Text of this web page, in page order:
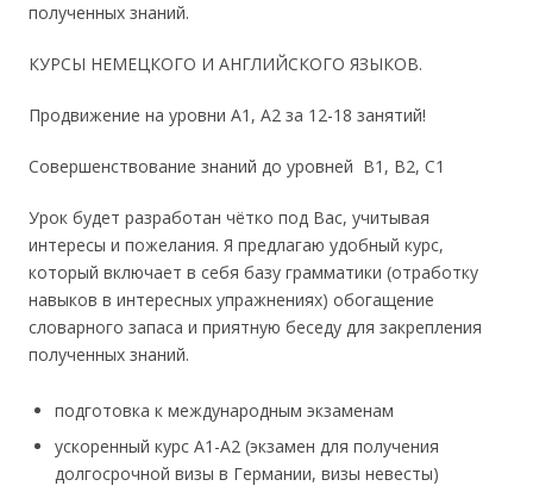
полученных знаний.
КУРСЫ НЕМЕЦКОГО И АНГЛИЙСКОГО ЯЗЫКОВ.
Продвижение на уровни А1, А2 за 12-18 занятий!
Совершенствование знаний до уровней B1, B2, C1
Урок будет разработан чётко под Вас, учитывая
интересы и пожелания. Я предлагаю удобный курс,
который включает в себя базу грамматики (отработку
навыков в интересных упражнениях) обогащение
словарного запаса и приятную беседу для закрепления
полученных знаний.
подготовка к международным экзаменам
ускоренный курс А1-А2 (экзамен для получения
долгосрочной визы в Германии, визы невесты)